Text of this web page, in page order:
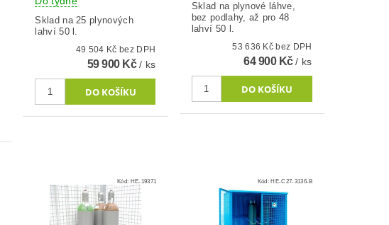
Sklad na 25 plynových
lahví 50 l.
49 504 Kč bez DPH
59 900 Kč/ ks
Sklad na plynové láhve,
bez podlahy, až pro 48
lahví 50 l.
53 636 Kč bez DPH
64 900 Kč/ ks
Kód: HE-19371 Kód:HE-C27-3136-B